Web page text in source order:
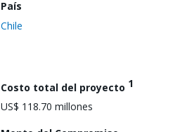
País
Chile
Costo total del proyecto 1
US$ 118.70 millones